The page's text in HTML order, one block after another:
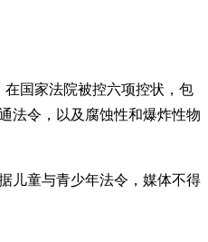
国家法院被控六项控状，包
法令，以及腐蚀性和爆炸性物
儿童与青少年法令，媒体不得